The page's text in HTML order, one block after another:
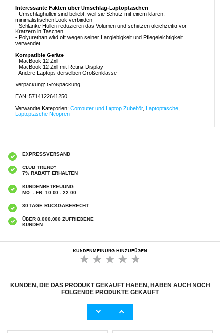
Interessante Fakten über Umschlag-Laptoptaschen
- Umschlaghüllen sind beliebt, weil sie Schutz mit einem klaren,
minimalistischen Look verbinden
- Schlanke Hüllen reduzieren das Volumen und schützen gleichzeitig vor
Kratzern in Taschen
- Polyurethan wird oft wegen seiner Langlebigkeit und Pflegeleichtigkeit
verwendet
Kompatible Geräte
- MacBook 12 Zoll
- MacBook 12 Zoll mit Retina-Display
- Andere Laptops derselben Größenklasse
Verpackung: Großpackung
EAN: 5714122641250
Verwandte Kategorien: Computer und Laptop Zubehör, Laptoptasche
Laptoptasche Neopren
EXPRESSVERSAND
CLUB TRENDY
7% RABATT ERHALTEN
KUNDENBETREUUNG
MO. - FR. 10:00 - 22:00
30 TAGE RÜCKGABERECHT
ÜBER 8.000.000 ZUFRIEDENE
KUNDEN
KUNDENMEINUNG HINZUFÜGEN
KUNDEN, DIE DAS PRODUKT GEKAUFT HABEN, HABEN AUCH NOCH
FOLGENDE PRODUKTE GEKAUFT
Q1A 4-in-1-Adapter für CarPlay/Android Auto
V380 Solar-PTZ-Überwachungskamera für